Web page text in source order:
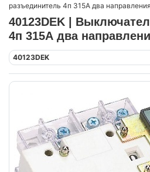
разъединитель 4п 315А два
40123DEK |
4п 315А два
40123DEK